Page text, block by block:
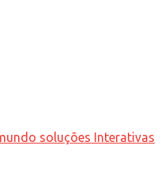
soluções Interativas